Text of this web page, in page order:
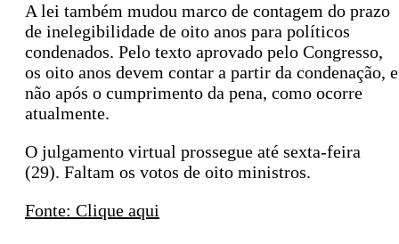
A lei também mudou marco de contagem do prazo
de inelegibilidade de oito anos para políticos
condenados. Pelo texto aprovado pelo Congresso,
os oito anos devem contar a partir da condenação, e
não após o cumprimento da pena, como ocorre
atualmente.
O julgamento virtual prossegue até sexta-feira
(29). Faltam os votos de oito ministros.
Fonte: Clique aqui